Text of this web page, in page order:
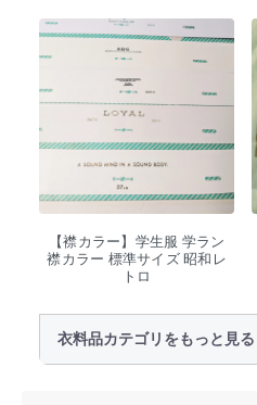
【襟カラー】学生服 学ラン
襟カラー 標準サイズ 昭和レ
トロ
衣料品カテゴリをもっと見る